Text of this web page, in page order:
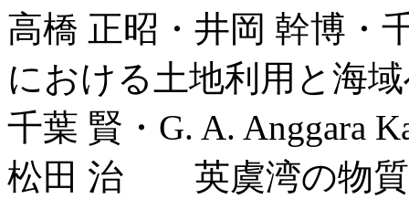
高橋 正昭・井岡 幹博
における土地利用と海
千葉 賢・G. A. Anggara
松田 治 英虞湾の物質